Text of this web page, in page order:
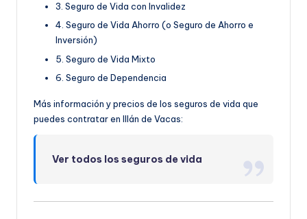
3. Seguro de Vida con Invalidez
4. Seguro de Vida Ahorro (o Seguro de Ahorro e
Inversión)
5. Seguro de Vida Mixto
6. Seguro de Dependencia
Más información y precios de los seguros de vida que
puedes contratar en Illán de Vacas:
Ver todos los seguros de vida